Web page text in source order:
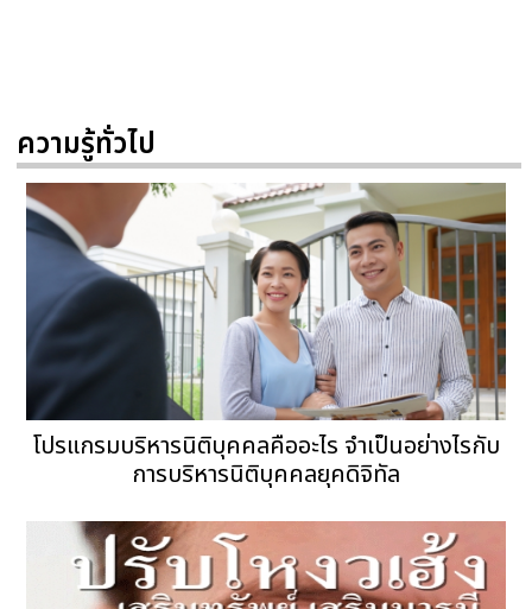
ความรู้ทั่วไป
โปรแกรมบริหารนิติบุคคลคืออะไร จำเป็นอย่างไรกับ
การบริหารนิติบุคคลยุคดิจิทัล